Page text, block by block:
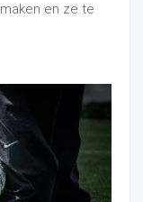
en ze te